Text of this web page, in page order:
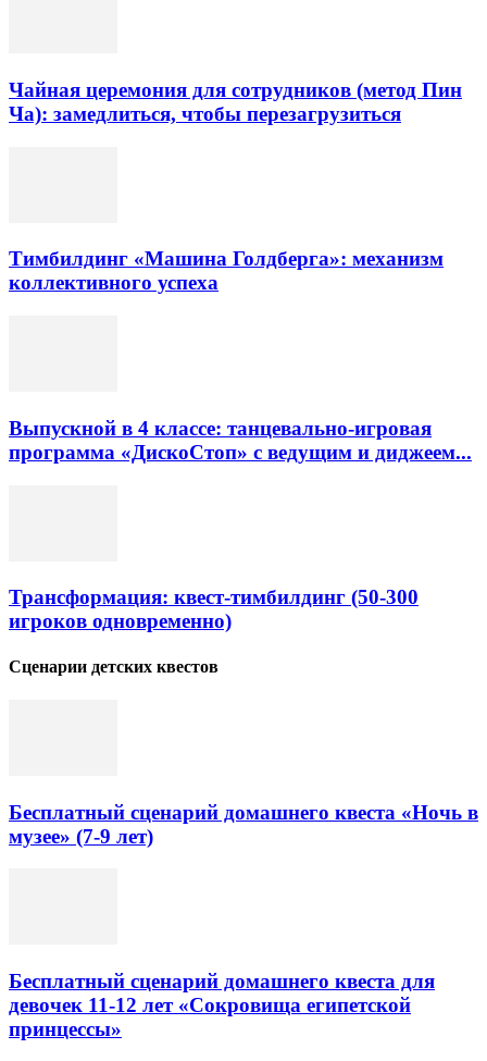
Чайная церемония для сотрудников (метод Пин
Ча): замедлиться, чтобы перезагрузиться
Тимбилдинг «Машина Голдберга»: механизм
коллективного успеха
Выпускной в 4 классе: танцевально-игровая
программа «ДискоСтоп» с ведущим и диджеем...
Трансформация: квест-тимбилдинг (50-300
игроков одновременно)
Сценарии детских квестов
Бесплатный сценарий домашнего квеста «Ночь в
музее» (7-9 лет)
Бесплатный сценарий домашнего квеста для
девочек 11-12 лет «Сокровища египетской
принцессы»